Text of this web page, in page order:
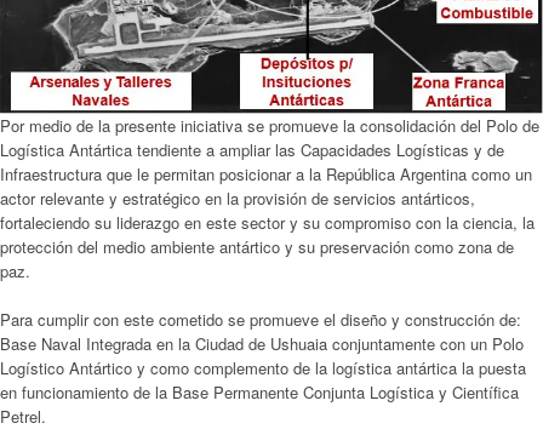
Por medio de la presente iniciativa se promueve la consolidación del Polo de
Logística Antártica tendiente a ampliar las Capacidades Logísticas y de
Infraestructura que le permitan posicionar a la República Argentina como un
actor relevante y estratégico en la provisión de servicios antárticos,
fortaleciendo su liderazgo en este sector y su compromiso con la ciencia, la
protección del medio ambiente antártico y su preservación como zona de
paz.
Para cumplir con este cometido se promueve el diseño y construcción de:
Base Naval Integrada en la Ciudad de Ushuaia conjuntamente con un Polo
Logístico Antártico y como complemento de la logística antártica la puesta
en funcionamiento de la Base Permanente Conjunta Logística y Científica
Petrel.